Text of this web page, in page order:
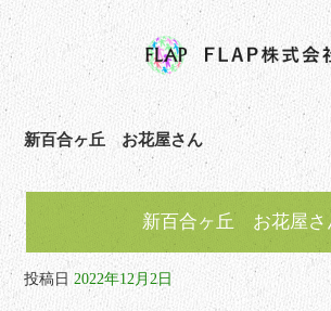
新百合ヶ丘 お花屋さん
新百合ヶ丘 お花屋さ
投稿日 2022年12月2日